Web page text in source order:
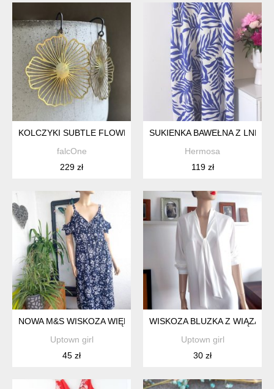
KOLCZYKI SUBTLE FLOWERS BY BRASS
falcOne
229 zł
SUKIENKA BAWEŁNA Z LNEM
Hermosa
119 zł
NOWA M&S WISKOZA WIĘKSZA
Uptown girl
45 zł
WISKOZA BLUZKA Z
Uptown girl
30 zł